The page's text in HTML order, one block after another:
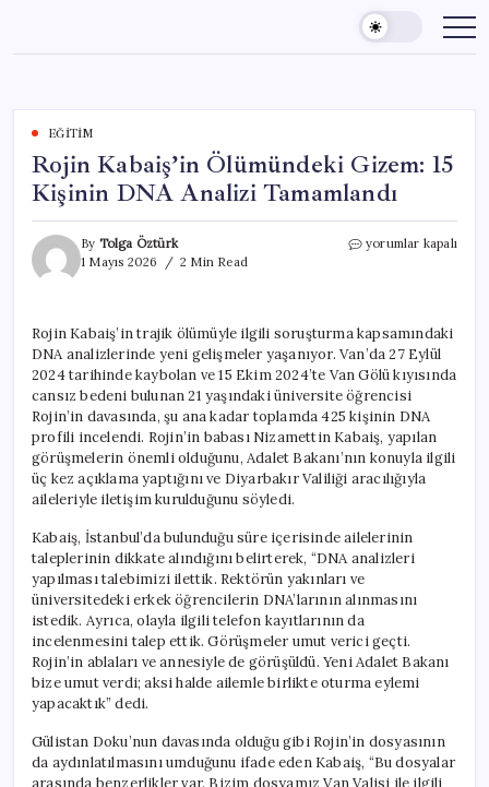
content
EĞITIM
Rojin Kabaiş’in Ölümündeki Gizem: 15
Kişinin DNA Analizi Tamamlandı
By Tolga Öztürk
1 Mayıs 2026
2 Min Read
Rojin
Kişinin
DNA
Analizi
Tamamlandı
için
yorumlar kapalı
Rojin Kabaiş’in trajik ölümüyle ilgili soruşturma kapsamındaki
DNA analizlerinde yeni gelişmeler yaşanıyor. Van’da 27 Eylül
2024 tarihinde kaybolan ve 15 Ekim 2024’te Van Gölü kıyısında
cansız bedeni bulunan 21 yaşındaki üniversite öğrencisi
Rojin’in davasında, şu ana kadar toplamda 425 kişinin DNA
profili incelendi. Rojin’in babası Nizamettin Kabaiş, yapılan
görüşmelerin önemli olduğunu, Adalet Bakanı’nın konuyla ilgili
üç kez açıklama yaptığını ve Diyarbakır Valiliği aracılığıyla
aileleriyle iletişim kurulduğunu söyledi.
Kabaiş, İstanbul’da bulunduğu süre içerisinde ailelerinin
taleplerinin dikkate alındığını belirterek, “DNA analizleri
yapılması talebimizi ilettik. Rektörün yakınları ve
üniversitedeki erkek öğrencilerin DNA’larının alınmasını
istedik. Ayrıca, olayla ilgili telefon kayıtlarının da
incelenmesini talep ettik. Görüşmeler umut verici geçti.
Rojin’in ablaları ve annesiyle de görüşüldü. Yeni Adalet Bakanı
bize umut verdi; aksi halde ailemle birlikte oturma eylemi
yapacaktık” dedi.
Gülistan Doku’nun davasında olduğu gibi Rojin’in dosyasının
da aydınlatılmasını umduğunu ifade eden Kabaiş, “Bu dosyalar
arasında benzerlikler var. Bizim dosyamız Van Valisi ile ilgili